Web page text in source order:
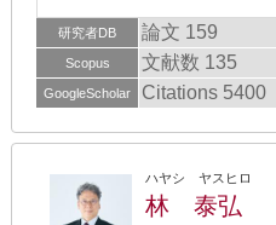
研究者DB 論文 159
Scopus 文献数 135
GoogleScholar Citations 5400
ハヤシ ヤスヒロ
林 泰弘